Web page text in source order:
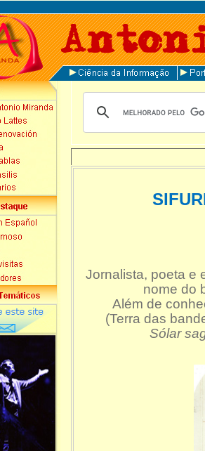
Jornalista, poeta e
nome do
Além de
(Terra das
Sólar